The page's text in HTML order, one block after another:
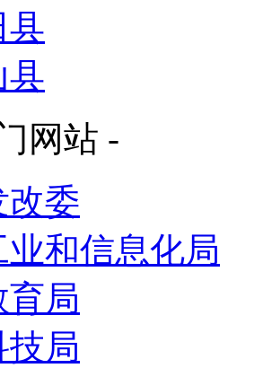
县
县
网站 -
改委
业和信息化局
局
局